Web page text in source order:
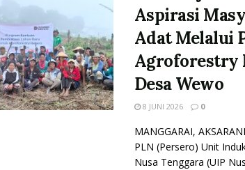
Aspirasi
Adat Melalui
Agroforestry
Desa Wewo
8 JUNI 2026 0
MANGGARAI,
PLN (Persero) Unit
Nusa Tenggara (UIP